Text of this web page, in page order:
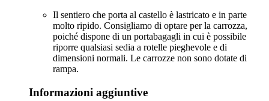
Il sentiero che porta al castello è lastricato e in parte
molto ripido. Consigliamo di optare per la carrozza,
poiché dispone di un portabagagli in cui è possibile
riporre qualsiasi sedia a rotelle pieghevole e di
dimensioni normali. Le carrozze non sono dotate di
rampa.
Informazioni aggiuntive